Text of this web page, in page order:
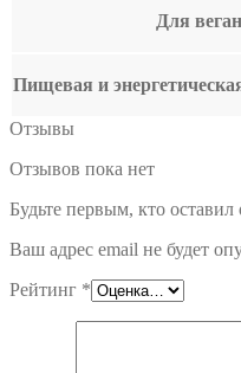
Для
Пищевая и
Отзывы
Отзывов пока нет
Будьте первым, кто
Ваш адрес email не будет
Рейтинг *